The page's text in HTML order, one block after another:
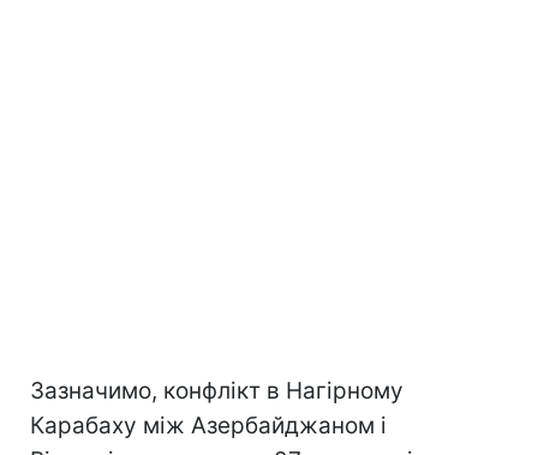
Зазначимо, конфлікт в Нагірному
Карабаху між Азербайджаном і